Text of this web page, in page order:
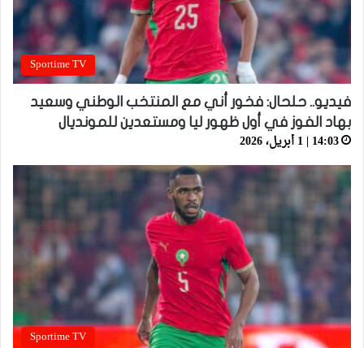
Sportime TV
فيديو.. حلحال: فخور أني مع المنتخب الوطني وسعيد
بهاد الفوز في أول ظهور ليا ومستعدين للمونديال
14:03 | 1 أبريل، 2026
Sportime TV